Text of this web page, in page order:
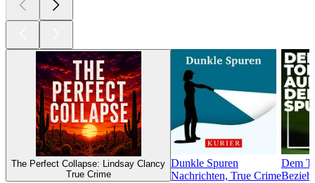
The Perfect Collapse: Lindsay Clancy
True Crime
Dunkle Spuren
Nachrichten, True Crime
Dem